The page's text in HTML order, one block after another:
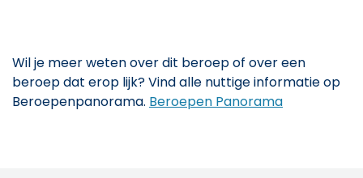
Wil je meer weten over dit beroep of over een
beroep dat erop lijk? Vind alle nuttige informatie op
Beroepenpanorama. Beroepen Panorama